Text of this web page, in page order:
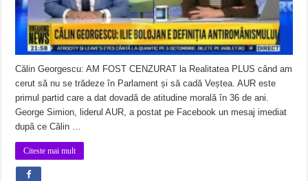
Călin Georgescu: AM FOST CENZURAT la Realitatea PLUS când am
cerut să nu se trădeze în Parlament și să cadă Veștea. AUR este
primul partid care a dat dovadă de atitudine morală în 36 de ani.
George Simion, liderul AUR, a postat pe Facebook un mesaj imediat
după ce Călin …
Citeste mai mult